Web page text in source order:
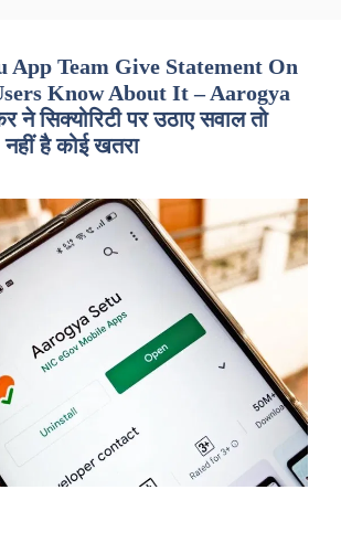
App Team Give Statement On
Know About It – Aarogya
ने सिक्योरिटी पर उठाए सवाल तो
है कोई खतरा